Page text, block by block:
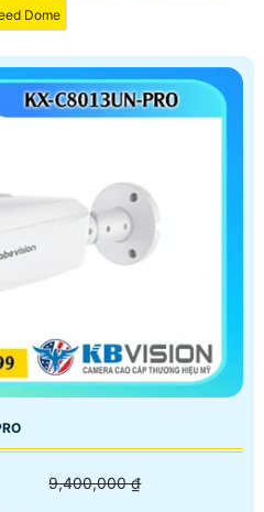
Dome
9,400,000 ₫